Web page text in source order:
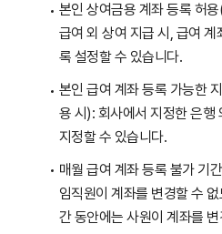
본인 상여금용 계좌 등록 허
급여 외 상여 지급 시, 급여
록 설정할 수 있습니다.
본인 급여 계좌 등록 가능한
용 시): 회사에서 지정한 은행
지정할 수 있습니다.
매월 급여 계좌 등록 불가 기
임직원이 계좌를 변경할 수
간 동안에는 사원이 계좌를